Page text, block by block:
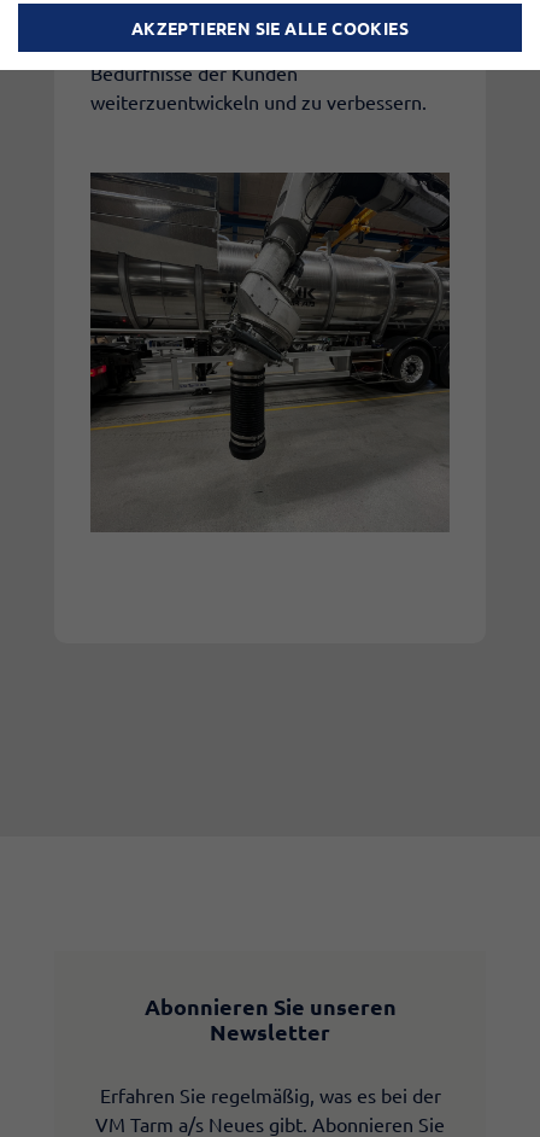
Bedürfnisse der Kunden
weiterzuentwickeln und zu verbessern.
Abonnieren Sie unseren
Newsletter
Erfahren Sie regelmäßig, was es bei der
VM Tarm a/s Neues gibt. Abonnieren Sie
AKZEPTIEREN SIE ALLE COOKIES